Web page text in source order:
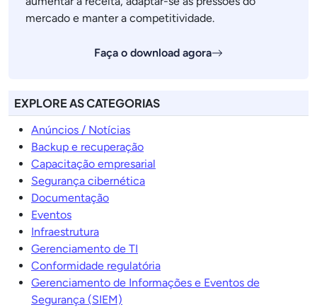
mercado e manter a competitividade.
Faça o download agora
EXPLORE AS CATEGORIAS
Anúncios / Notícias
Backup e recuperação
Capacitação empresarial
Segurança cibernética
Documentação
Eventos
Infraestrutura
Gerenciamento de TI
Conformidade regulatória
Gerenciamento de Informações e Eventos de
Segurança (SIEM)